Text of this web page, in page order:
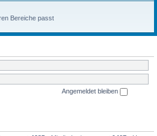
Bereiche passt
Angemeldet bleiben